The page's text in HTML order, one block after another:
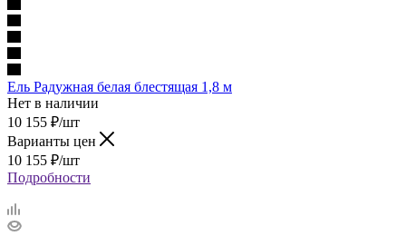
Ель Радужная белая блестящая 1,8 м
Нет в наличии
10 155 ₽/шт
Варианты цен
10 155 ₽/шт
Подробности